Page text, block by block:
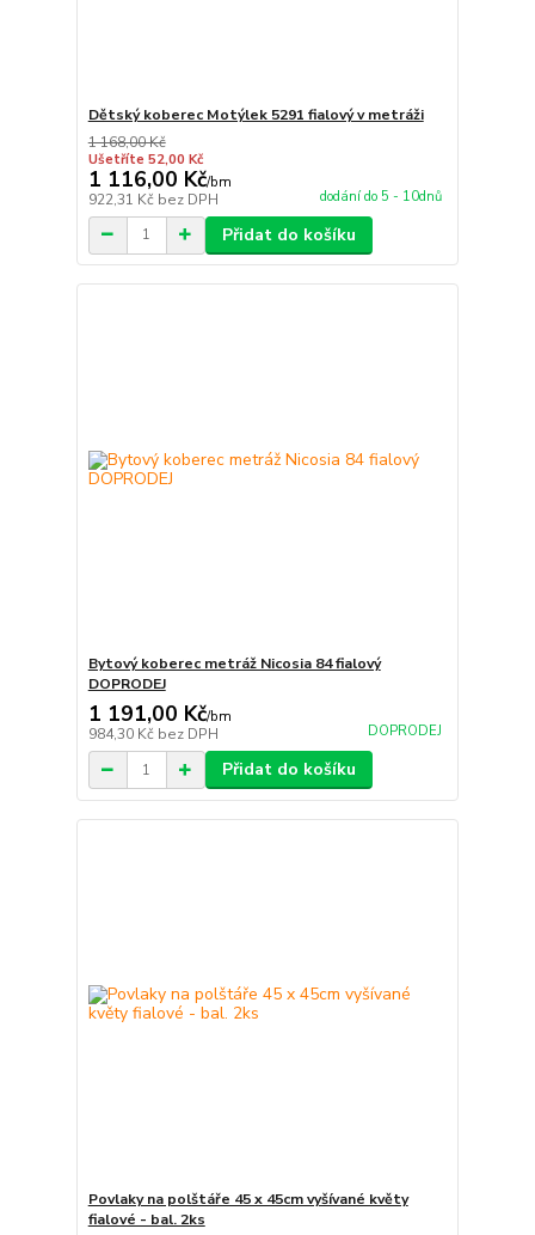
Dětský koberec Motýlek 5291 fialový v metráži
1 168,00 Kč
Ušetříte 52,00 Kč
1 116,00 Kč/bm
922,31 Kč bez DPH dodání do 5 - 10dnů
Přidat do košíku
Bytový koberec metráž Nicosia 84 fialový
DOPRODEJ
1 191,00 Kč/bm
984,30 Kč bez DPH DOPRODEJ
Přidat do košíku
Povlaky na polštáře 45 x 45cm vyšívané květy
fialové - bal. 2ks